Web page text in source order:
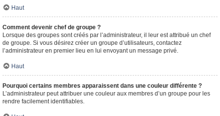
Haut
Comment devenir chef de groupe ?
Lorsque des groupes sont créés par l’administrateur, il leur est attribué un chef
de groupe. Si vous désirez créer un groupe d’utilisateurs, contactez
l’administrateur en premier lieu en lui envoyant un message privé.
Haut
Pourquoi certains membres apparaissent dans une couleur différente ?
L’administrateur peut attribuer une couleur aux membres d’un groupe pour les
rendre facilement identifiables.